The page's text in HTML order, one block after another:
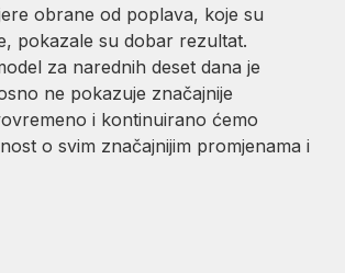
obrane od poplava, koje su
pokazale su dobar rezultat.
za narednih deset dana je
ne pokazuje značajnije
i kontinuirano ćemo
o svim značajnijim promjenama i